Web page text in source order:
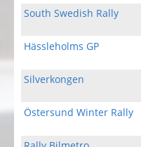
South Swedish Rally
Hässleholms GP
Silverkongen
Östersund Winter Rally